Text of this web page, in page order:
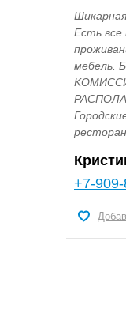
Еcть всe
мебeль.
+7-